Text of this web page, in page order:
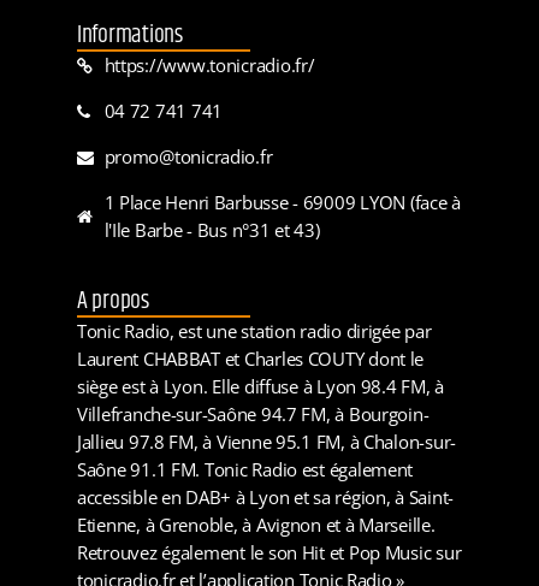
Informations
https://www.tonicradio.fr/
04 72 741 741
promo@tonicradio.fr
1 Place Henri Barbusse - 69009 LYON (face à
l'Ile Barbe - Bus n°31 et 43)
A propos
Tonic Radio, est une station radio dirigée par
Laurent CHABBAT et Charles COUTY dont le
siège est à Lyon. Elle diffuse à Lyon 98.4 FM, à
Villefranche-sur-Saône 94.7 FM, à Bourgoin-
Jallieu 97.8 FM, à Vienne 95.1 FM, à Chalon-sur-
Saône 91.1 FM. Tonic Radio est également
accessible en DAB+ à Lyon et sa région, à Saint-
Etienne, à Grenoble, à Avignon et à Marseille.
Retrouvez également le son Hit et Pop Music sur
tonicradio.fr et l’application Tonic Radio »